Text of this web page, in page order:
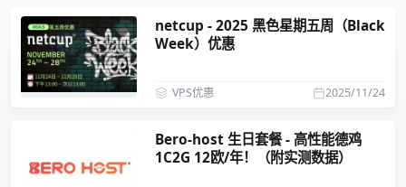
netcup - 2025 黑色星期五周（Black
Week）优惠
2025/11/24
VPS优惠
Bero-host 生日套餐 - 高性能德鸡
1C2G 12欧/年！（附实测数据）